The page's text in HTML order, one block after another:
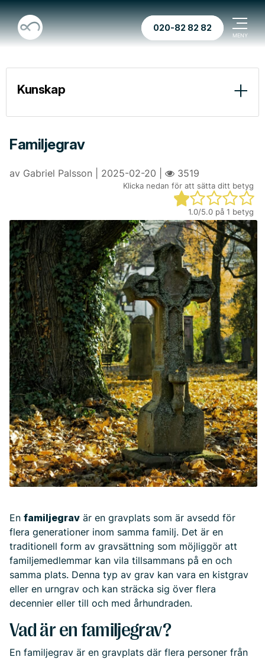
020-82 82 82
Kunskap
Ekonomi
Juridik
Familjegrav
av Gabriel Palsson | 2025-02-20 | 3519
Klicka nedan för att sätta ditt betyg
1.0/5.0 på 1 betyg
En familjegrav är en gravplats som är avsedd för
flera generationer inom samma familj. Det är en
traditionell form av gravsättning som möjliggör att
familjemedlemmar kan vila tillsammans på en och
samma plats. Denna typ av grav kan vara en kistgrav
eller en urngrav och kan sträcka sig över flera
decennier eller till och med århundraden.
Vad är en familjegrav?
En familjegrav är en gravplats där flera personer från